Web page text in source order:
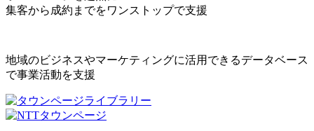
集客から成約までをワンストップで支援
地域のビジネスやマーケティングに活用できるデータベース
で事業活動を支援